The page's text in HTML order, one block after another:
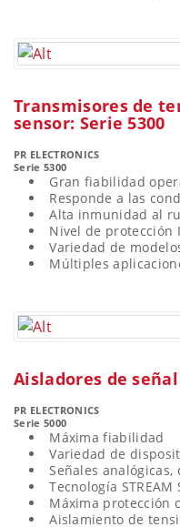
Transmisores de
sensor: Serie 5300
PR ELECTRONICS
Serie 5300
Gran fiabilidad
Responde a las
Alta inmunidad al
Nivel de protección
Variedad de
Múltiples
Aisladores de señal
PR ELECTRONICS
Serie 5000
Máxima fiabilidad
Variedad de
Señales analógicas,
Tecnología STREAM
Máxima protección
Aislamiento de